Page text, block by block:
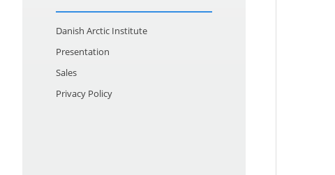
Danish Arctic Institute
Presentation
Sales
Privacy Policy